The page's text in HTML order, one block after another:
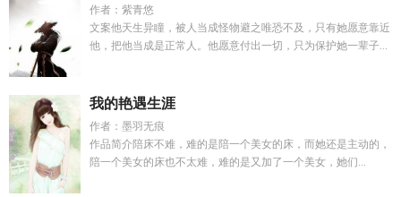
作者：紫青悠
文案他天生异瞳，被人当成怪物避之唯恐不及，只有她愿意靠近
他，把他当成是正常人。他愿意付出一切，只为保护她一辈子...
我的艳遇生涯
作者：墨羽无痕
作品简介陪床不难，难的是陪一个美女的床，而她还是主动的，
陪一个美女的床也不太难，难的是又加了一个美女，她们...